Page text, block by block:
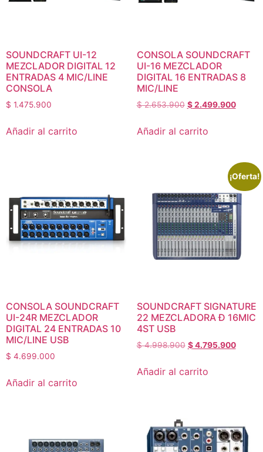
SOUNDCRAFT UI-12
MEZCLADOR DIGITAL 12
ENTRADAS 4 MIC/LINE
CONSOLA
$ 1.475.900
Añadir al carrito
CONSOLA SOUNDCRAFT
UI-16 MEZCLADOR
DIGITAL 16 ENTRADAS 8
MIC/LINE
$2.653.900 $2.499.900
Añadir al carrito
CONSOLA SOUNDCRAFT
UI-24R MEZCLADOR
DIGITAL 24 ENTRADAS 10
MIC/LINE USB
$ 4.699.000
Añadir al carrito
¡Oferta!
SOUNDCRAFT SIGNATURE
22 MEZCLADORA Ð 16MIC
4ST USB
$4.998.900 $4.795.900
Añadir al carrito